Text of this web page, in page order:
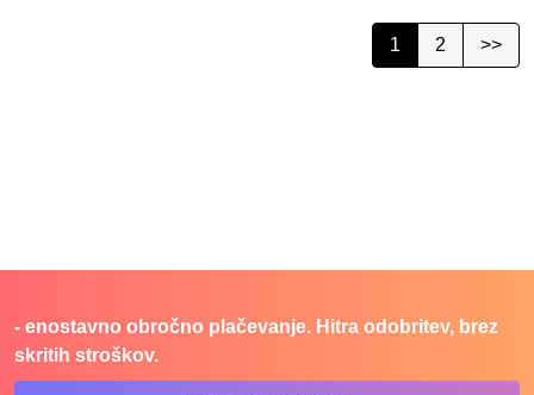
1 2 >>
- enostavno obročno plačevanje. Hitra odobritev, brez
skritih stroškov.